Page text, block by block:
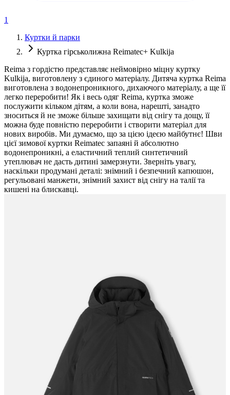
1
Куртки й парки
Куртка гірськолижна Reimatec+ Kulkija
Reima з гордістю представляє неймовірно міцну куртку
Kulkija, виготовлену з єдиного матеріалу. Дитяча куртка Reima
виготовлена ​​з водонепроникного, дихаючого матеріалу, а ще її
легко переробити! Як і весь одяг Reima, куртка зможе
послужити кільком дітям, а коли вона, нарешті, занадто
зноситься й не зможе більше захищати від снігу та дощу, її
можна буде повністю переробити і створити матеріал для
нових виробів. Ми думаємо, що за цією ідеєю майбутнє! Шви
цієї зимової куртки Reimatec запаяні й абсолютно
водонепроникні, а еластичний теплий синтетичний
утеплювач не дасть дитині замерзнути. Зверніть увагу,
наскільки продумані деталі: знімний і безпечний капюшон,
регульовані манжети, знімний захист від снігу на талії та
кишені на блискавці.